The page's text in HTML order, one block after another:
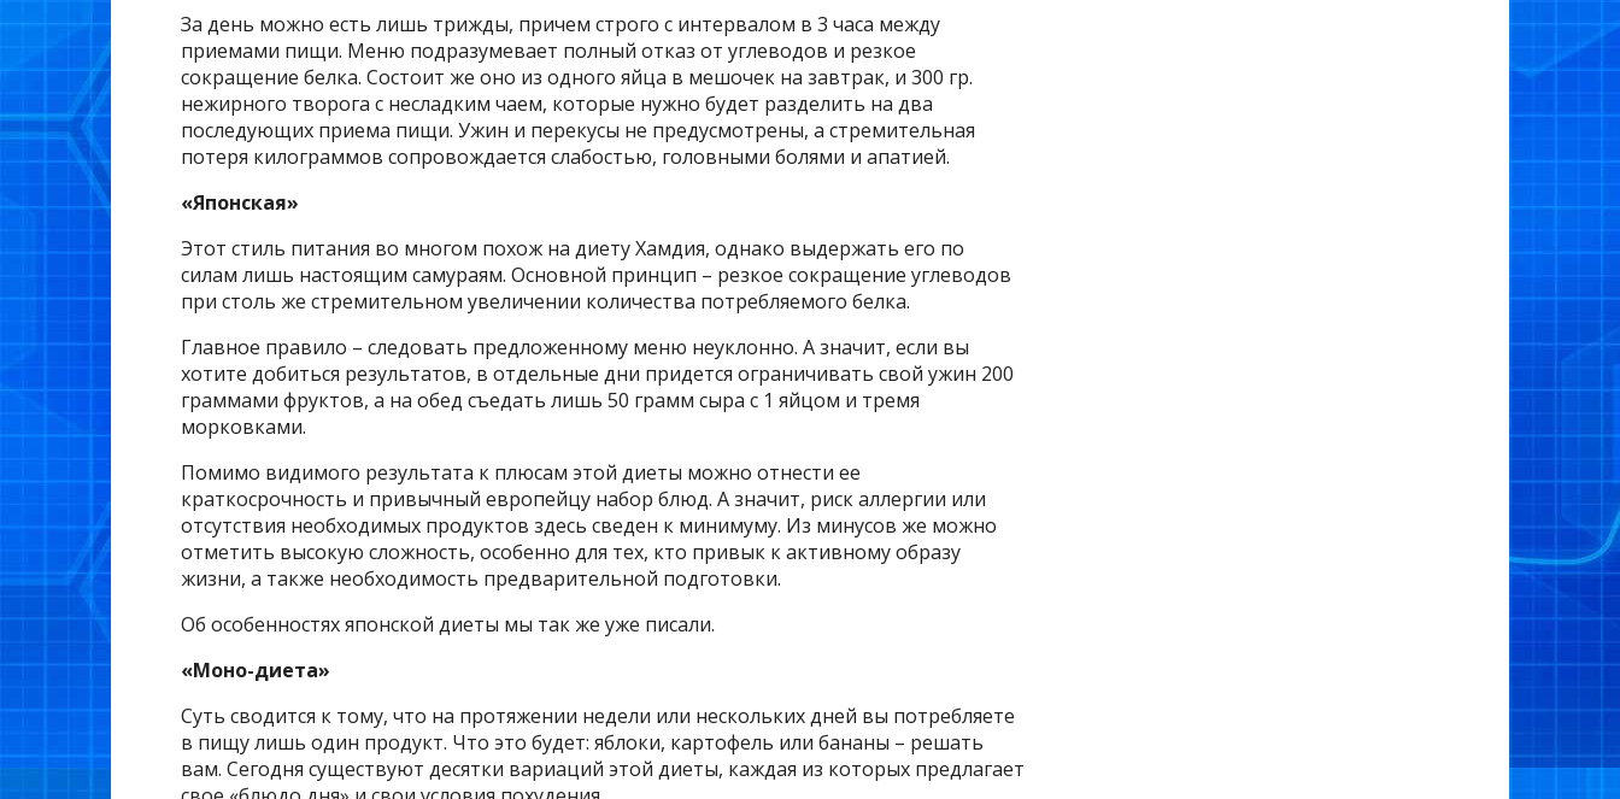
За день можно есть лишь трижды, причем строго с интервалом в 3 часа между
приемами пищи. Меню подразумевает полный отказ от углеводов и резкое
сокращение белка. Состоит же оно из одного яйца в мешочек на завтрак, и 300 гр.
нежирного творога с несладким чаем, которые нужно будет разделить на два
последующих приема пищи. Ужин и перекусы не предусмотрены, а стремительная
потеря килограммов сопровождается слабостью, головными болями и апатией.
«Японская»
Этот стиль питания во многом похож на диету Хамдия, однако выдержать его по
силам лишь настоящим самураям. Основной принцип – резкое сокращение углеводов
при столь же стремительном увеличении количества потребляемого белка.
Главное правило – следовать предложенному меню неуклонно. А значит, если вы
хотите добиться результатов, в отдельные дни придется ограничивать свой ужин 200
граммами фруктов, а на обед съедать лишь 50 грамм сыра с 1 яйцом и тремя
морковками.
Помимо видимого результата к плюсам этой диеты можно отнести ее
краткосрочность и привычный европейцу набор блюд. А значит, риск аллергии или
отсутствия необходимых продуктов здесь сведен к минимуму. Из минусов же можно
отметить высокую сложность, особенно для тех, кто привык к активному образу
жизни, а также необходимость предварительной подготовки.
Об особенностях японской диеты мы так же уже писали.
«Моно-диета»
Суть сводится к тому, что на протяжении недели или нескольких дней вы потребляете
в пищу лишь один продукт. Что это будет: яблоки, картофель или бананы – решать
вам. Сегодня существуют десятки вариаций этой диеты, каждая из которых предлагает